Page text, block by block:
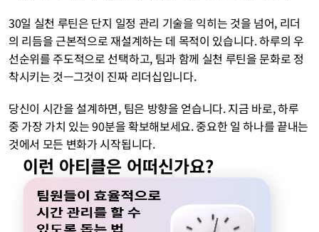
30일 실천 루틴은 단지 일정 관리 기술을 익히는 것을 넘어, 리더
의 리듬을 근본적으로 재설계하는 데 목적이 있습니다. 하루의 우
선순위를 주도적으로 선택하고, 팀과 함께 실천 루틴을 문화로 정
착시키는 것—그것이 진짜 리더십입니다.
당신이 시간을 설계하면, 팀은 방향을 얻습니다. 지금 바로, 하루
중 가장 가치 있는 90분을 확보해보세요. 중요한 일 하나를 끝내는
것에서 모든 변화가 시작됩니다.
이런 아티클은 어떠신가요?